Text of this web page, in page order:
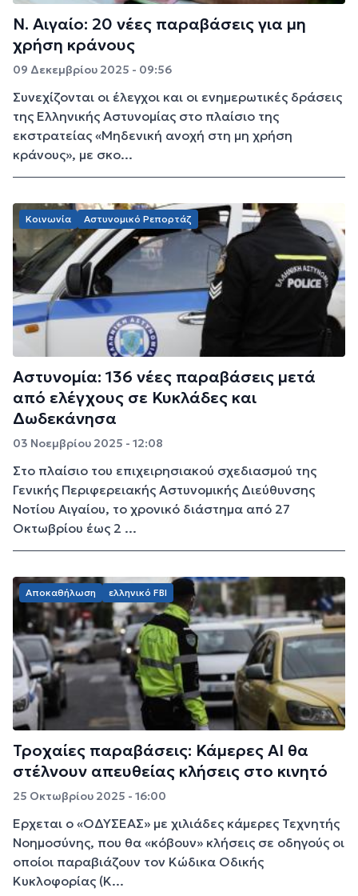
Ν. Αιγαίο: 20 νέες παραβάσεις για μη
χρήση κράνους
09 Δεκεμβρίου 2025 - 09:56
Συνεχίζονται οι έλεγχοι και οι ενημερωτικές δράσεις
της Ελληνικής Αστυνομίας στο πλαίσιο της
εκστρατείας «Μηδενική ανοχή στη μη χρήση
κράνους», με σκο...
Κοινωνία Αστυνομικό Ρεπορτάζ
Αστυνομία: 136 νέες παραβάσεις μετά
από ελέγχους σε Κυκλάδες και
Δωδεκάνησα
03 Νοεμβρίου 2025 - 12:08
Στο πλαίσιο του επιχειρησιακού σχεδιασμού της
Γενικής Περιφερειακής Αστυνομικής Διεύθυνσης
Νοτίου Αιγαίου, το χρονικό διάστημα από 27
Οκτωβρίου έως 2 ...
Αποκαθήλωση ελληνικό FBI
Τροχαίες παραβάσεις: Κάμερες AI θα
στέλνουν απευθείας κλήσεις στο κινητό
25 Οκτωβρίου 2025 - 16:00
Έρχεται ο «ΟΔΥΣΕΑΣ» με χιλιάδες κάμερες Τεχνητής
Νοημοσύνης, που θα «κόβουν» κλήσεις σε οδηγούς οι
οποίοι παραβιάζουν τον Κώδικα Οδικής
Κυκλοφορίας (Κ...